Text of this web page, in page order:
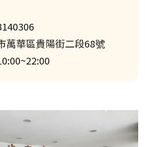
萬華區貴陽街二段68號